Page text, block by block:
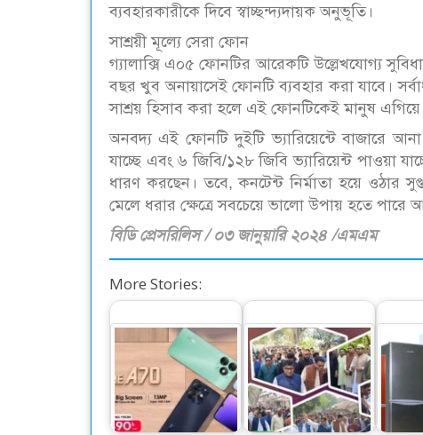
ব্যবহারকারীকে দিবে স্বাচ্ছন্দ্যদায়ক অনুভূতি।
সাশ্রয়ী মূল্যে সেরা ফোন
গ্যালাক্সি এ০৫ ফোনটির আরেকটি উল্লেখযোগ্য
বছর খুব অনায়াসেই ফোনটি ব্যবহার করা যাবে।
সাশ্রয় হিসাব করা হলে এই ফোনটিকেই মানুষ এগিয়ে
অনবদ্য এই ফোনটি দুইটি ভ্যারিয়েন্টে বাজারে
যাচ্ছে এবং ৬ জিবি/১২৮ জিবি ভ্যারিয়েন্ট পাওয়া
ধারণ করছেন। তবে, কনটেন্ট নির্মাতা হয়ে ওঠার
মেলে ধরার ক্ষেত্রে সবচেয়ে ভালো উপায় হতে পারে
বিডি প্রেসরিলিস / ০৩ জানুয়ারি ২০২৪ /এমএম
More Stories:
১২ জিবি র‍্যামের নতুন
অসাম স্মার্টফোন
আইটেল এ৭০
স্বতন্ত্র প্রার্থী দোলনকে
ঘিরে…
দেশি